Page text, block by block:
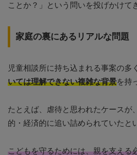
ことか？」という問いを投げかけて
家庭の裏にあるリアルな問題
児童相談所に持ち込まれる事案の多
いては理解できない複雑な背景を持
たとえば、虐待と思われたケースが
的・経済的に追い詰められていたと
こどもを守るためには、親を支える